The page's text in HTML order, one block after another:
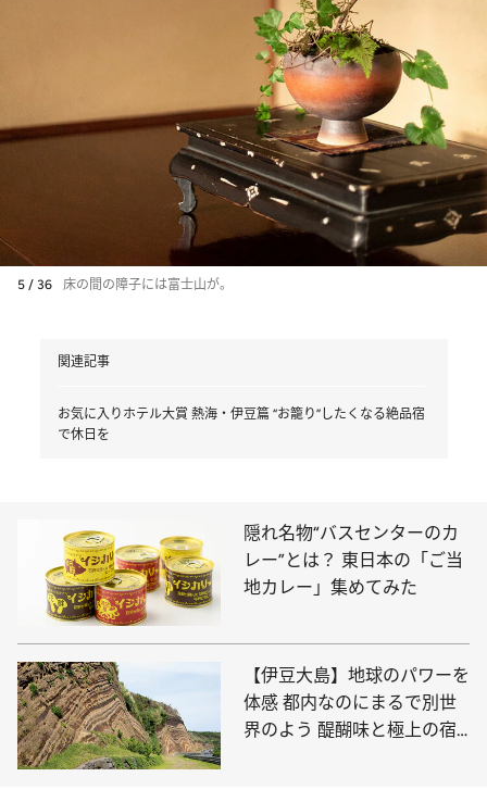
5 / 36 床の間の障子には富士山が。
関連記事
お気に入りホテル大賞 熱海・伊豆篇 “お籠り”したくなる絶品宿
で休日を
隠れ名物“バスセンターのカ
レー”とは？ 東日本の「ご当
地カレー」集めてみた
【伊豆大島】地球のパワーを
体感 都内なのにまるで別世
界のよう 醍醐味と極上の宿